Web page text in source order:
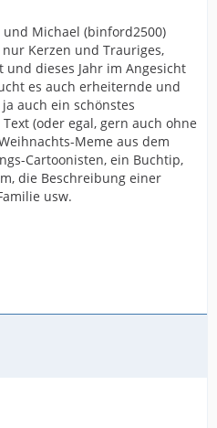
und Michael (binford2500)
Kerzen und Trauriges,
dieses Jahr im Angesicht
es auch erheiternde und
auch ein schönstes
(oder egal, gern auch ohne
Meme aus dem
Cartoonisten, ein Buchtip,
die Beschreibung einer
usw.